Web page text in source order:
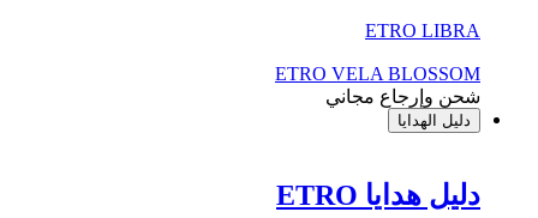
ETRO LIBRA
ETRO VELA BLOSSOM
شحن وإرجاع مجاني
دليل الهدايا
دليل هدايا ETRO